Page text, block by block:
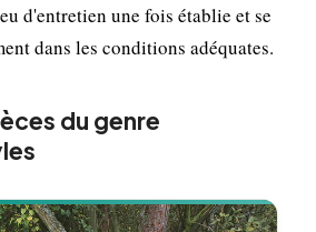
d'entretien une fois établie et se
dans les conditions adéquates.
du genre